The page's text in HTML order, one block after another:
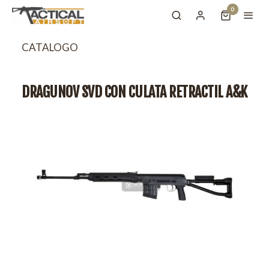
0
CATALOGO
DRAGUNOV SVD CON CULATA RETRACTIL A&K